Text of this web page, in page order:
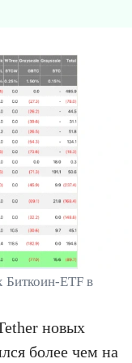
Биткоин-ETF в
новых
более чем на